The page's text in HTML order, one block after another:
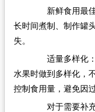
新鲜食用最佳
长时间煮制、制作罐
失。​
适量多样化：
水果时做到多样化，
控制食用量，避免因
对于需要补充